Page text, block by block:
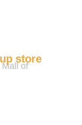
of
store